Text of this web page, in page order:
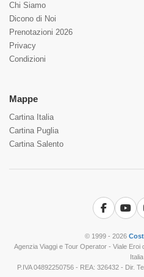
Chi Siamo
Dicono di Noi
Prenotazioni 2026
Privacy
Condizioni
Mappe
Cartina Italia
Cartina Puglia
Cartina Salento
© 1999 - 2026
Agenzia Viaggi e Tour Operator - Viale
Italia
P.IVA 04892250756 - REA: 326432 - Dir.